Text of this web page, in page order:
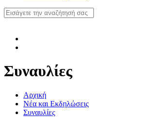
Συναυλίες
Αρχική
Νέα και Εκδηλώσεις
Συναυλίες